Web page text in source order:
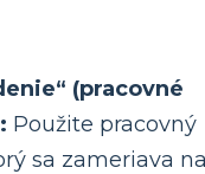
(pracovné
Použite pracovný
sa zameriava